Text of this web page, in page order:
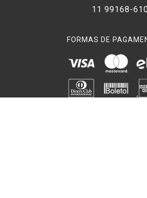
11 99168-
FORMAS DE